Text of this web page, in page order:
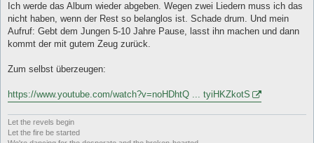
Ich werde das Album wieder abgeben. Wegen zwei Liedern muss ich das
nicht haben, wenn der Rest so belanglos ist. Schade drum. Und mein
Aufruf: Gebt dem Jungen 5-10 Jahre Pause, lasst ihn machen und dann
kommt der mit gutem Zeug zurück.
Zum selbst überzeugen:
https://www.youtube.com/watch?v=noHDhtQ ... tyiHKZkotS
Let the revels begin
Let the fire be started